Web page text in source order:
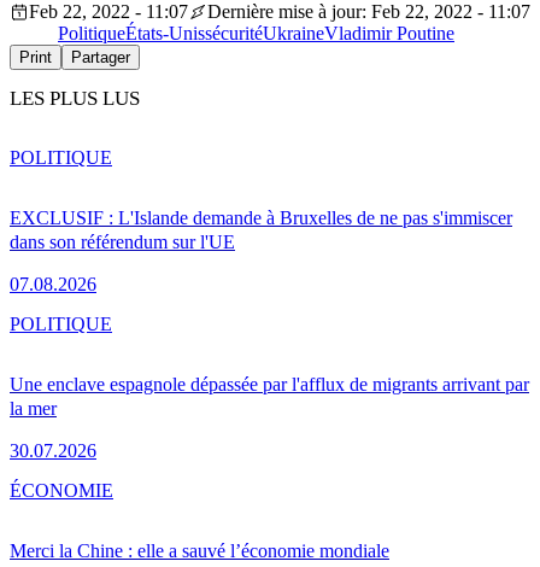
Feb 22, 2022 - 11:07
Dernière mise à jour: Feb 22, 2022 - 11:07
PolitiqueÉtats-UnissécuritéUkraineVladimir Poutine
Print Partager
LES PLUS LUS
EXCLUSIF : L'Islande demande à Bruxelles de ne pas s'immiscer
dans son référendum sur l'UE
07.08.2026
POLITIQUE
Une enclave espagnole dépassée par l'afflux de migrants arrivant par
la mer
30.07.2026
POLITIQUE
Merci la Chine : elle a sauvé l’économie mondiale
ÉCONOMIE